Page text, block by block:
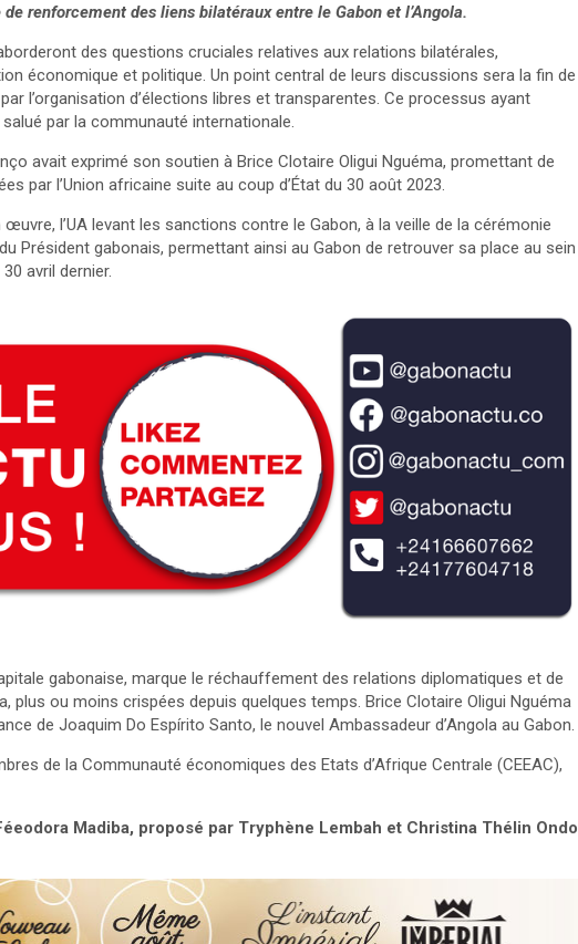
renforcement des liens bilatéraux entre le Gabon et l’Angola.
des questions cruciales relatives aux relations bilatérales,
économique et politique. Un point central de leurs discussions sera la fin de
l’organisation d’élections libres et transparentes. Ce processus ayant
par la communauté internationale.
avait exprimé son soutien à Brice Clotaire Oligui Nguéma, promettant de
par l’Union africaine suite au coup d’État du 30 août 2023.
l’UA levant les sanctions contre le Gabon, à la veille de la cérémonie
Président gabonais, permettant ainsi au Gabon de retrouver sa place au sein
avril dernier.
gabonaise, marque le réchauffement des relations diplomatiques et de
plus ou moins crispées depuis quelques temps. Brice Clotaire Oligui Nguéma
de Joaquim Do Espírito Santo, le nouvel Ambassadeur d’Angola au Gabon.
de la Communauté économiques des Etats d’Afrique Centrale (CEEAC),
Madiba, proposé par Tryphène Lembah et Christina Thélin Ondo